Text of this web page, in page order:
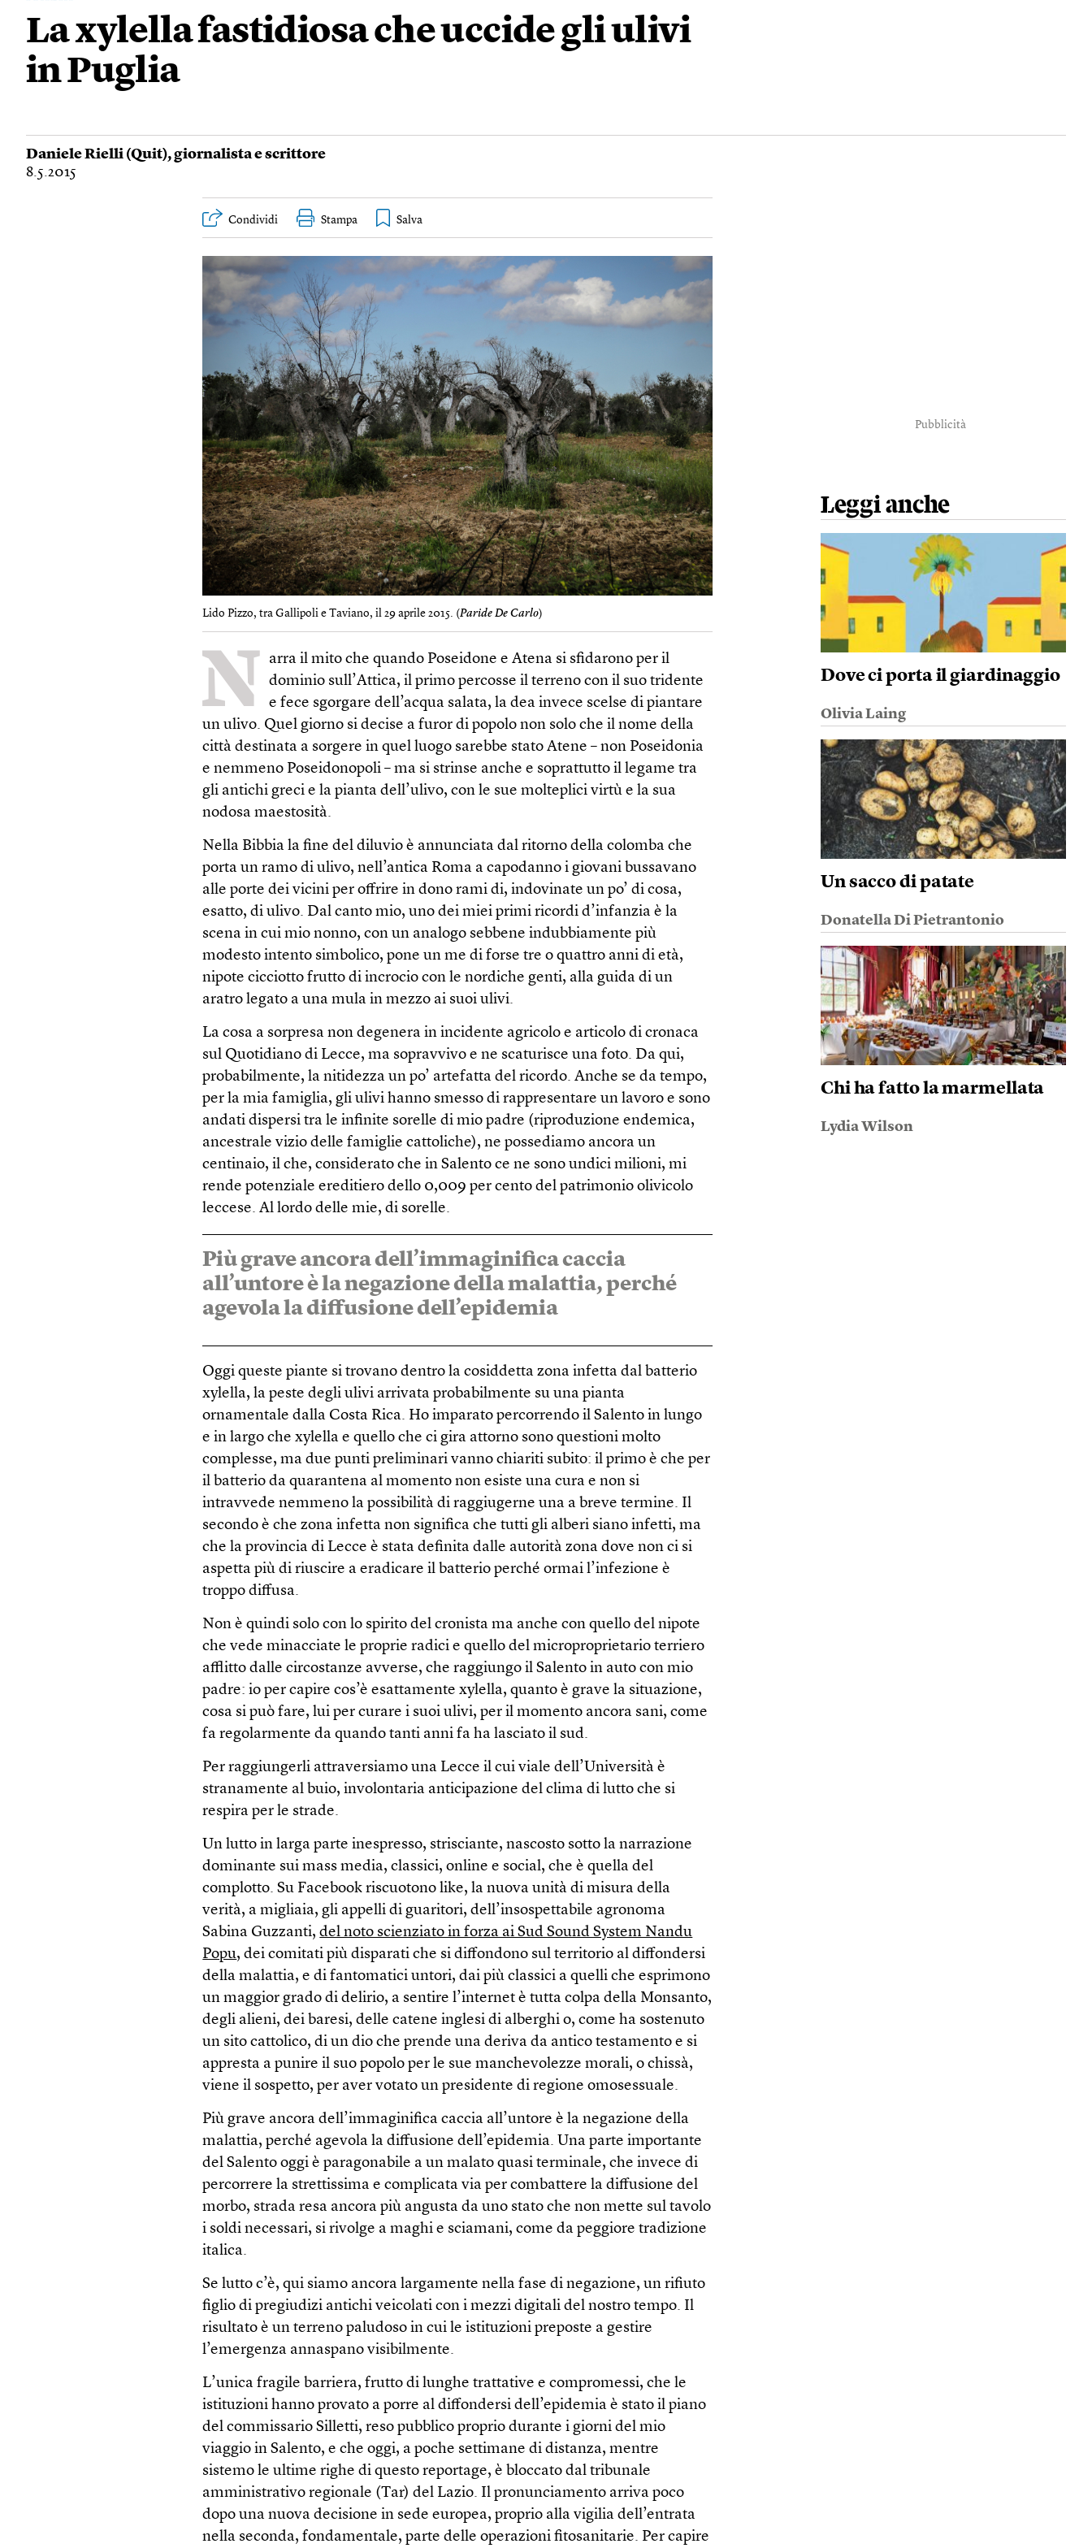
La xylella fastidiosa che uccide gli ulivi
in Puglia
Daniele Rielli (Quit), giornalista e scrittore
8.5.2015
Condividi Stampa
Lido Pizzo, tra Gallipoli e Taviano, il 29 aprile 2015. (Paride De Carlo)
N
arra il mito che quando Poseidone e Atena si sfidarono per il
dominio sull’Attica, il primo percosse il terreno con il suo tridente
e fece sgorgare dell’acqua salata, la dea invece scelse di piantare
un ulivo. Quel giorno si decise a furor di popolo non solo che il nome della
città destinata a sorgere in quel luogo sarebbe stato Atene – non Poseidonia
e nemmeno Poseidonopoli – ma si strinse anche e soprattutto il legame tra
gli antichi greci e la pianta dell’ulivo, con le sue molteplici virtù e la sua
nodosa maestosità.
Nella Bibbia la fine del diluvio è annunciata dal ritorno della colomba che
porta un ramo di ulivo, nell’antica Roma a capodanno i giovani bussavano
alle porte dei vicini per offrire in dono rami di, indovinate un po’ di cosa,
esatto, di ulivo. Dal canto mio, uno dei miei primi ricordi d’infanzia è la
scena in cui mio nonno, con un analogo sebbene indubbiamente più
modesto intento simbolico, pone un me di forse tre o quattro anni di età,
nipote cicciotto frutto di incrocio con le nordiche genti, alla guida di un
aratro legato a una mula in mezzo ai suoi ulivi.
La cosa a sorpresa non degenera in incidente agricolo e articolo di cronaca
sul Quotidiano di Lecce, ma sopravvivo e ne scaturisce una foto. Da qui,
probabilmente, la nitidezza un po’ artefatta del ricordo. Anche se da tempo,
per la mia famiglia, gli ulivi hanno smesso di rappresentare un lavoro e sono
andati dispersi tra le infinite sorelle di mio padre (riproduzione endemica,
ancestrale vizio delle famiglie cattoliche), ne possediamo ancora un
centinaio, il che, considerato che in Salento ce ne sono undici milioni, mi
rende potenziale ereditiero dello 0,009 per cento del patrimonio olivicolo
leccese. Al lordo delle mie, di sorelle.
Più grave ancora dell’immaginifica caccia
all’untore è la negazione della malattia, perché
agevola la diffusione dell’epidemia
Oggi queste piante si trovano dentro la cosiddetta zona infetta dal batterio
xylella, la peste degli ulivi arrivata probabilmente su una pianta
ornamentale dalla Costa Rica. Ho imparato percorrendo il Salento in lungo
e in largo che xylella e quello che ci gira attorno sono questioni molto
complesse, ma due punti preliminari vanno chiariti subito: il primo è che per
il batterio da quarantena al momento non esiste una cura e non si
intravvede nemmeno la possibilità di raggiugerne una a breve termine. Il
secondo è che zona infetta non significa che tutti gli alberi siano infetti, ma
che la provincia di Lecce è stata definita dalle autorità zona dove non ci si
aspetta più di riuscire a eradicare il batterio perché ormai l’infezione è
troppo diffusa.
Non è quindi solo con lo spirito del cronista ma anche con quello del nipote
che vede minacciate le proprie radici e quello del microproprietario terriero
afflitto dalle circostanze avverse, che raggiungo il Salento in auto con mio
padre: io per capire cos’è esattamente xylella, quanto è grave la situazione,
cosa si può fare, lui per curare i suoi ulivi, per il momento ancora sani, come
fa regolarmente da quando tanti anni fa ha lasciato il sud.
Per raggiungerli attraversiamo una Lecce il cui viale dell’Università è
stranamente al buio, involontaria anticipazione del clima di lutto che si
respira per le strade.
Un lutto in larga parte inespresso, strisciante, nascosto sotto la narrazione
dominante sui mass media, classici, online e social, che è quella del
complotto. Su Facebook riscuotono like, la nuova unità di misura della
verità, a migliaia, gli appelli di guaritori, dell’insospettabile agronoma
Sabina Guzzanti,del noto scienziato in forza ai Sud Sound System Nandu
Popu, dei comitati più disparati che si diffondono sul territorio al diffondersi
della malattia, e di fantomatici untori, dai più classici a quelli che esprimono
un maggior grado di delirio, a sentire l’internet è tutta colpa della Monsanto,
degli alieni, dei baresi, delle catene inglesi di alberghi o, come ha sostenuto
un sito cattolico, di un dio che prende una deriva da antico testamento e si
appresta a punire il suo popolo per le sue manchevolezze morali, o chissà,
viene il sospetto, per aver votato un presidente di regione omosessuale.
Più grave ancora dell’immaginifica caccia all’untore è la negazione della
malattia, perché agevola la diffusione dell’epidemia. Una parte importante
del Salento oggi è paragonabile a un malato quasi terminale, che invece di
percorrere la strettissima e complicata via per combattere la diffusione del
morbo, strada resa ancora più angusta da uno stato che non mette sul tavolo
i soldi necessari, si rivolge a maghi e sciamani, come da peggiore tradizione
italica.
Se lutto c’è, qui siamo ancora largamente nella fase di negazione, un rifiuto
figlio di pregiudizi antichi veicolati con i mezzi digitali del nostro tempo. Il
risultato è un terreno paludoso in cui le istituzioni preposte a gestire
l’emergenza annaspano visibilmente.
L’unica fragile barriera, frutto di lunghe trattative e compromessi, che le
istituzioni hanno provato a porre al diffondersi dell’epidemia è stato il piano
del commissario Silletti, reso pubblico proprio durante i giorni del mio
viaggio in Salento, e che oggi, a poche settimane di distanza, mentre
sistemo le ultime righe di questo reportage, è bloccato dal tribunale
amministrativo regionale (Tar) del Lazio. Il pronunciamento arriva poco
dopo una nuova decisione in sede europea, proprio alla vigilia dell’entrata
nella seconda, fondamentale, parte delle operazioni fitosanitarie. Per capire
Pubblicità
Leggi anche
Dove ci porta il giardinaggio
Olivia Laing
Un sacco di patate
Donatella Di Pietrantonio
Chi ha fatto la marmellata
Lydia Wilson